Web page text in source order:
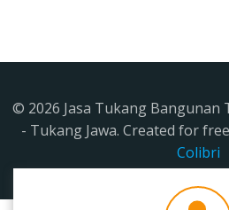
© 2026 Jasa Tukang Bangunan
- Tukang Jawa. Created for
Colibri